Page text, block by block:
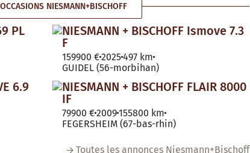
NIESMANN+BISCHOFF
PL
NIESMANN + BISCHOFF Ismove 7.3
F
159900 €2025497 km
GUIDEL (56-morbihan)
6.9
NIESMANN + BISCHOFF FLAIR 8000
IF
79900 €2009155800 km
FEGERSHEIM (67-bas-rhin)
Toutes les annonces Niesmann+Bischoff